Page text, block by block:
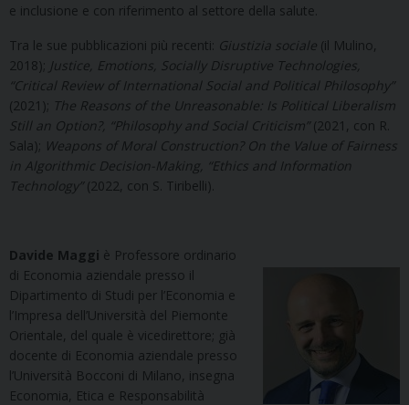
e inclusione e con riferimento al settore della salute.
Tra le sue pubblicazioni più recenti: Giustizia sociale (il Mulino,
2018); Justice, Emotions, Socially Disruptive Technologies,
“Critical Review of International Social and Political Philosophy”
(2021); The Reasons of the Unreasonable: Is Political Liberalism
Still an Option?, “Philosophy and Social Criticism”(2021, con R.
Sala); Weapons of Moral Construction? On the Value of Fairness
in Algorithmic Decision-Making,
“Ethics and Information
Technology”(2022, con S. Tiribelli).
Davide Maggi è Professore ordinario
di Economia aziendale presso il
Dipartimento di Studi per l’Economia e
l’Impresa dell’Università del Piemonte
Orientale, del quale è vicedirettore; già
docente di Economia aziendale presso
l’Università Bocconi di Milano, insegna
Economia, Etica e Responsabilità